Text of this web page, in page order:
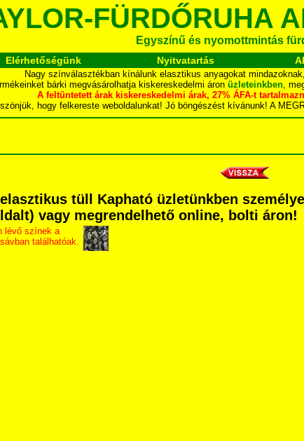
FÜRDŐRUHA
Egyszínű és nyomottmintás
Elérhetőségünk Nyitvatartás
Nagy színválasztékban kínálunk elasztikus anyagokat
bárki megvásárolhatja kiskereskedelmi áron üzleteinkben,
A feltüntetett árak kiskereskedelmi árak, 27% ÁFA-t
hogy felkereste weboldalunkat! Jó böngészést kívánunk! A
tüll Kapható üzletünkben
vagy megrendelhető online, bolti áron!
lévő színek a
találhatóak.